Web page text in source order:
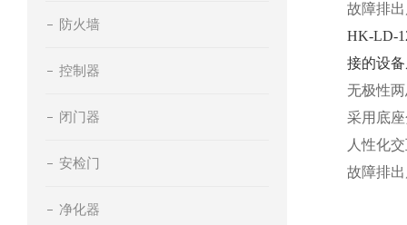
防火墙
控制器
闭门器
安检门
净化器
故障排
HK-LD-
接的设
无极性
采用底
人性化
故障排